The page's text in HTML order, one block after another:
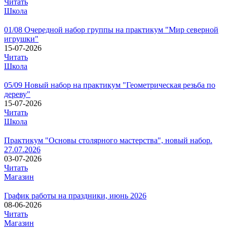
Читать
Школа
01/08 Очередной набор группы на практикум "Мир северной
игрушки"
15-07-2026
Читать
Школа
05/09 Новый набор на практикум "Геометрическая резьба по
дереву"
15-07-2026
Читать
Школа
Практикум "Основы столярного мастерства", новый набор.
27.07.2026
03-07-2026
Читать
Магазин
График работы на праздники, июнь 2026
08-06-2026
Читать
Магазин